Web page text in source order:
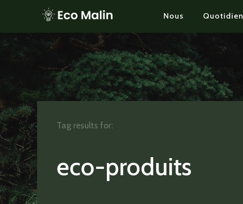
Nous Quotidien
eco-produits
Tag results for: